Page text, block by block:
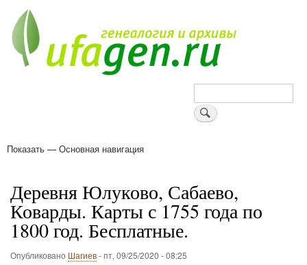
основному
содержанию
Поиск
Основная
Показать — Основная навигация
Деревня Юлуково, Сабаево,
Коварды. Карты с 1755 года по
1800 год. Бесплатные.
Опубликовано Шагиев-пт, 09/25/2020 - 08:25